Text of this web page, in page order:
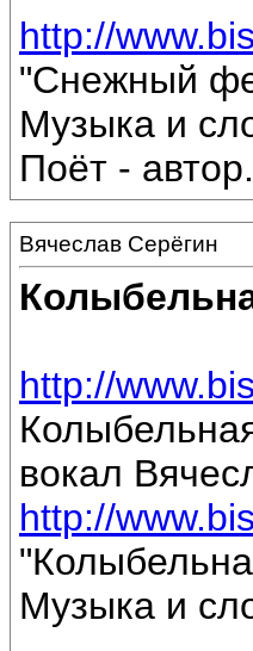
http://
"Снежный
Музыка и
Поёт - автор.
Вячеслав Серёгин
http://
вокал
http://
Музыка и